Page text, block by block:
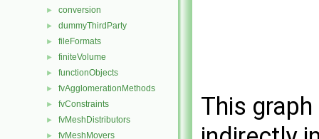
► conversion
► dummyThirdParty
► fileFormats
► finiteVolume
► functionObjects
► fvAgglomerationMethods
► fvConstraints
► fvMeshDistributors
► fvMeshMovers
This